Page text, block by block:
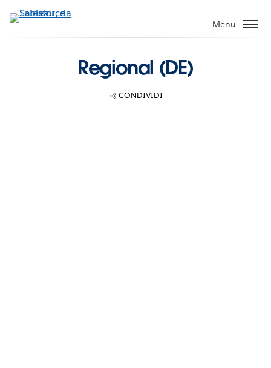
Passa
Menu
Regional (DE)
CONDIVIDI